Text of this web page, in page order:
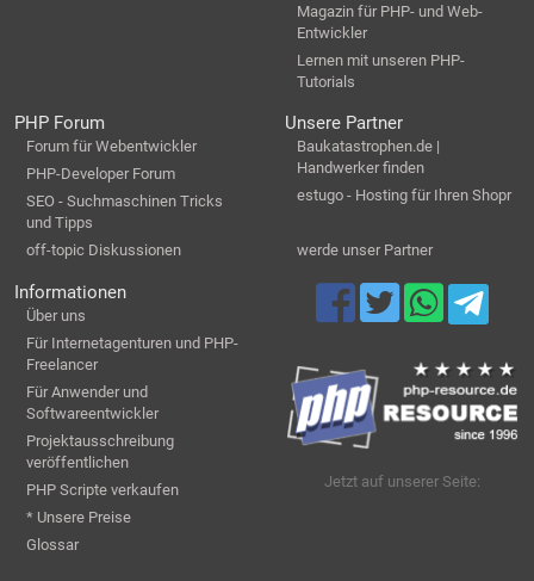
Magazin für PHP- und Web-
Entwickler
Lernen mit unseren PHP-
Tutorials
PHP Forum
Forum für Webentwickler
PHP-Developer Forum
SEO - Suchmaschinen Tricks
und Tipps
off-topic Diskussionen
Unsere Partner
Baukatastrophen.de |
Handwerker finden
estugo - Hosting für Ihren Shopr
werde unser Partner
Informationen
Über uns
Für Internetagenturen und PHP-
Freelancer
Für Anwender und
Softwareentwickler
Projektausschreibung
veröffentlichen
PHP Scripte verkaufen
* Unsere Preise
Glossar
Jetzt auf unserer Seite: